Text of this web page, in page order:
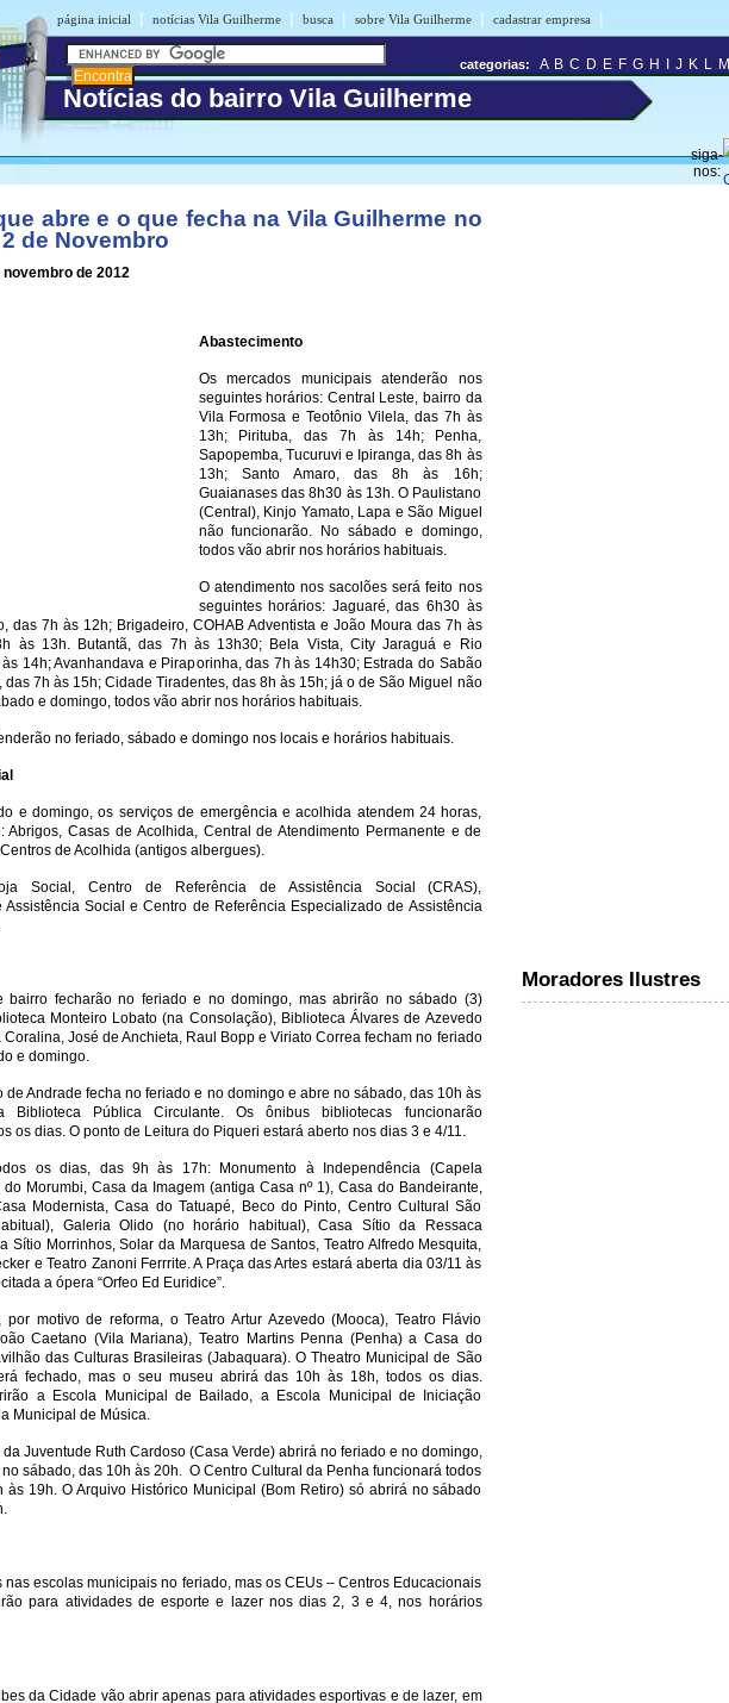
página inicial | notícias Vila Guilherme | busca | sobre Vila Guilherme | cadastrar empresa |
Notícias do bairro Vila Guilherme
siga-
nos:
categorias: A B C D E F G H J K L M
abre e o que fecha na Vila Guilherme no
de Novembro
de 2012
Abastecimento
Os mercados municipais atenderão nos
seguintes horários: Central Leste, bairro da
Vila Formosa e Teotônio Vilela, das 7h às
13h; Pirituba, das 7h às 14h; Penha,
Sapopemba, Tucuruvi e Ipiranga, das 8h às
13h; Santo Amaro, das 8h às 16h;
Guaianases das 8h30 às 13h. O Paulistano
(Central), Kinjo Yamato, Lapa e São Miguel
não funcionarão. No sábado e domingo,
todos vão abrir nos horários habituais.
O atendimento nos sacolões será feito nos
seguintes horários: Jaguaré, das 6h30 às
das 7h às 12h; Brigadeiro, COHAB Adventista e João Moura das 7h às
às 13h. Butantã, das 7h às 13h30; Bela Vista, City Jaraguá e Rio
14h; Avanhandava e Piraporinha, das 7h às 14h30; Estrada do Sabão
das 7h às 15h; Cidade Tiradentes, das 8h às 15h; já o de São Miguel não
e domingo, todos vão abrir nos horários habituais.
no feriado, sábado e domingo nos locais e horários habituais.
e domingo, os serviços de emergência e acolhida atendem 24 horas,
Abrigos, Casas de Acolhida, Central de Atendimento Permanente e de
de Acolhida (antigos albergues).
Social, Centro de Referência de Assistência Social (CRAS),
Assistência Social e Centro de Referência Especializado de Assistência
bairro fecharão no feriado e no domingo, mas abrirão no sábado (3)
Monteiro Lobato (na Consolação), Biblioteca Álvares de Azevedo
José de Anchieta, Raul Bopp e Viriato Correa fecham no feriado
e domingo.
de Andrade fecha no feriado e no domingo e abre no sábado, das 10h às
Biblioteca Pública Circulante. Os ônibus bibliotecas funcionarão
os dias. O ponto de Leitura do Piqueri estará aberto nos dias 3 e 4/11.
os dias, das 9h às 17h: Monumento à Independência (Capela
do Morumbi, Casa da Imagem (antiga Casa nº 1), Casa do Bandeirante,
Modernista, Casa do Tatuapé, Beco do Pinto, Centro Cultural São
Galeria Olido (no horário habitual), Casa Sítio da Ressaca
Sítio Morrinhos, Solar da Marquesa de Santos, Teatro Alfredo Mesquita,
e Teatro Zanoni Ferrrite. A Praça das Artes estará aberta dia 03/11 às
a ópera “Orfeo Ed Euridice”.
por motivo de reforma, o Teatro Artur Azevedo (Mooca), Teatro Flávio
Caetano (Vila Mariana), Teatro Martins Penna (Penha) a Casa do
das Culturas Brasileiras (Jabaquara). O Theatro Municipal de São
fechado, mas o seu museu abrirá das 10h às 18h, todos os dias.
a Escola Municipal de Bailado, a Escola Municipal de Iniciação
Municipal de Música.
Juventude Ruth Cardoso (Casa Verde) abrirá no feriado e no domingo,
sábado, das 10h às 20h. O Centro Cultural da Penha funcionará todos
às 19h. O Arquivo Histórico Municipal (Bom Retiro) só abrirá no sábado
nas escolas municipais no feriado, mas os CEUs – Centros Educacionais
para atividades de esporte e lazer nos dias 2, 3 e 4, nos horários
da Cidade vão abrir apenas para atividades esportivas e de lazer, em
Moradores Ilustres